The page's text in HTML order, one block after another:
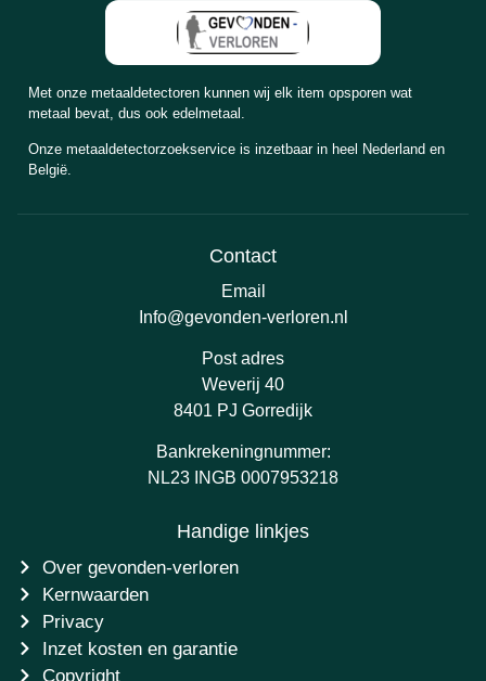
Met onze metaaldetectoren kunnen wij elk item opsporen wat
metaal bevat, dus ook edelmetaal.
Onze metaaldetectorzoekservice is inzetbaar in heel Nederland en
België.
Contact
Email
Info@gevonden-verloren.nl
Post adres
Weverij 40
8401 PJ Gorredijk
Bankrekeningnummer:
NL23 INGB 0007953218
Handige linkjes
Over gevonden-verloren
Kernwaarden
Privacy
Inzet kosten en garantie
Copyright